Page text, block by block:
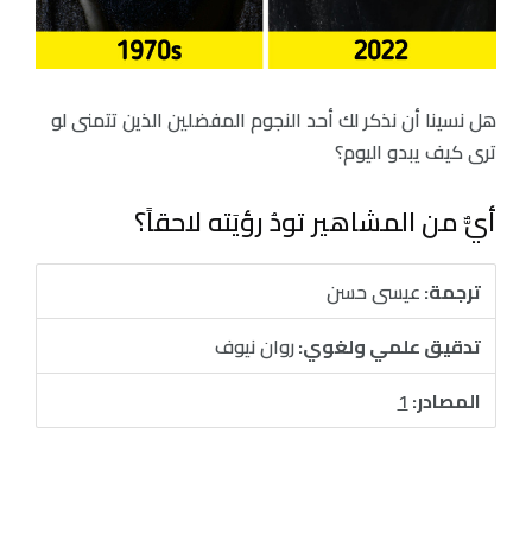
هل نسينا أن نذكر لك أحد النجوم المفضلين الذين تتمنى لو
ترى كيف يبدو اليوم؟
أيٌّ من المشاهير تودُ رؤيَته لاحقاً؟
ترجمة:عيسى حسن
تدقيق علمي ولغوي:روان نيوف
المصادر:1